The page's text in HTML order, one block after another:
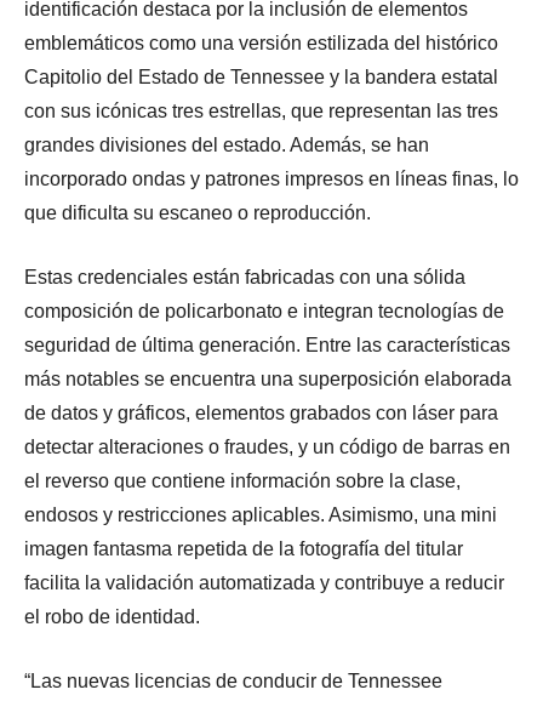
identificación destaca por la inclusión de elementos
emblemáticos como una versión estilizada del histórico
Capitolio del Estado de Tennessee y la bandera estatal
con sus icónicas tres estrellas, que representan las tres
grandes divisiones del estado. Además, se han
incorporado ondas y patrones impresos en líneas finas, lo
que dificulta su escaneo o reproducción.
Estas credenciales están fabricadas con una sólida
composición de policarbonato e integran tecnologías de
seguridad de última generación. Entre las características
más notables se encuentra una superposición elaborada
de datos y gráficos, elementos grabados con láser para
detectar alteraciones o fraudes, y un código de barras en
el reverso que contiene información sobre la clase,
endosos y restricciones aplicables. Asimismo, una mini
imagen fantasma repetida de la fotografía del titular
facilita la validación automatizada y contribuye a reducir
el robo de identidad.
“Las nuevas licencias de conducir de Tennessee